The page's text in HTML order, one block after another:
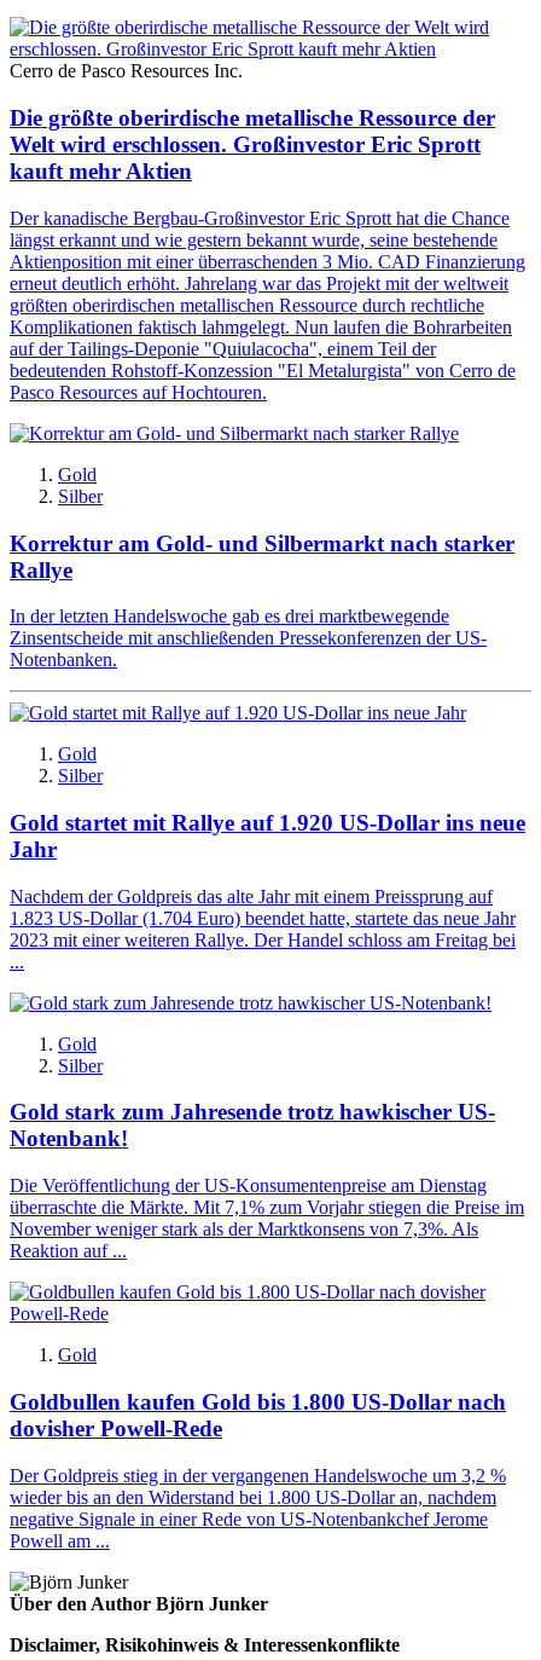
Cerro de Pasco Resources Inc.
Die größte oberirdische metallische Ressource der
Welt wird erschlossen. Großinvestor Eric Sprott
kauft mehr Aktien
Der kanadische Bergbau-Großinvestor Eric Sprott hat die Chance
längst erkannt und wie gestern bekannt wurde, seine bestehende
Aktienposition mit einer überraschenden 3 Mio. CAD Finanzierung
erneut deutlich erhöht. Jahrelang war das Projekt mit der weltweit
größten oberirdischen metallischen Ressource durch rechtliche
Komplikationen faktisch lahmgelegt. Nun laufen die Bohrarbeiten
auf der Tailings-Deponie "Quiulacocha", einem Teil der
bedeutenden Rohstoff-Konzession "El Metalurgista" von Cerro de
Pasco Resources auf Hochtouren.
Gold
Silber
Korrektur am Gold- und Silbermarkt nach starker
Rallye
In der letzten Handelswoche gab es drei marktbewegende
Zinsentscheide mit anschließenden Pressekonferenzen der US-
Notenbanken.
Gold
Silber
Gold startet mit Rallye auf 1.920 US-Dollar ins neue
Jahr
Nachdem der Goldpreis das alte Jahr mit einem Preissprung auf
1.823 US-Dollar (1.704 Euro) beendet hatte, startete das neue Jahr
2023 mit einer weiteren Rallye. Der Handel schloss am Freitag bei
...
Gold
Silber
Gold stark zum Jahresende trotz hawkischer US-
Notenbank!
Die Veröffentlichung der US-Konsumentenpreise am Dienstag
überraschte die Märkte. Mit 7,1% zum Vorjahr stiegen die Preise im
November weniger stark als der Marktkonsens von 7,3%. Als
Reaktion auf ...
Gold
Goldbullen kaufen Gold bis 1.800 US-Dollar nach
dovisher Powell-Rede
Der Goldpreis stieg in der vergangenen Handelswoche um 3,2 %
wieder bis an den Widerstand bei 1.800 US-Dollar an, nachdem
negative Signale in einer Rede von US-Notenbankchef Jerome
Powell am ...
Über den Author Björn Junker
Disclaimer, Risikohinweis & Interessenkonflikte